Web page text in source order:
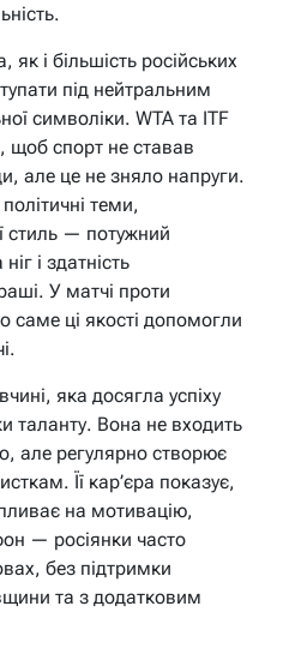
як і більшість російських
під нейтральним
символіки. WTA та ITF
щоб спорт не ставав
але це не зняло напруги.
теми,
стиль — потужний
і здатність
У матчі проти
саме ці якості допомогли
яка досягла успіху
таланту. Вона не входить
але регулярно створює
Її кар’єра показує,
на мотивацію,
— росіянки часто
без підтримки
та з додатковим